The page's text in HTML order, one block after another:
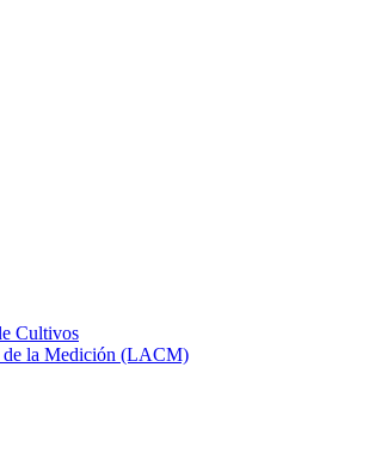
Cultivos
de la Medición (LACM)